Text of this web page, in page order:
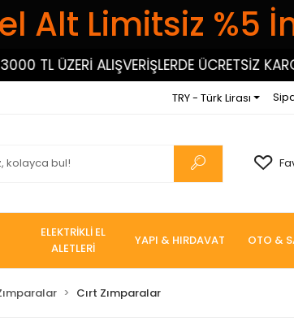
Alt Limitsiz %5
ÜZERİ ALIŞVERİŞLERDE ÜCRETSİZ KARGO!
TRY - Türk Lirası
ELEKTRİKLİ EL
ALETLERİ
YAPI & HIRDAVAT OTO &
Cırt Zımparalar